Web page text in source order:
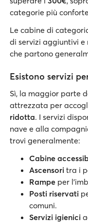
categorie più
Le cabine di
di servizi aggiuntivi e
che partono
Esistono servizi
Sì, la maggior parte
attrezzata per
ridotta. I servizi
nave e alla
trovi generalmente:
Cabine
Ascensori tra i
Rampe per
Posti riservati
comuni.
Servizi igienici